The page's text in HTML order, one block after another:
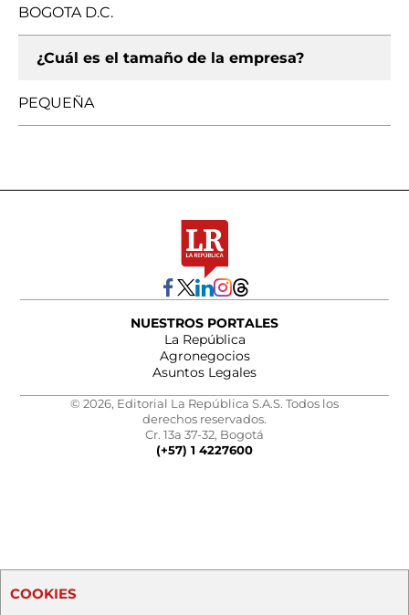
BOGOTA D.C.
¿Cuál es el tamaño de la empresa?
PEQUEÑA
NUESTROS PORTALES
La República
Agronegocios
Asuntos Legales
© 2026, Editorial La República S.A.S. Todos los
derechos reservados.
Cr. 13a 37-32, Bogotá
(+57) 1 4227600
COOKIES